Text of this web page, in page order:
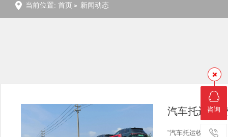
当前位置: 首页 新闻动态
汽车托运收
“汽车托运收费标准
咨询